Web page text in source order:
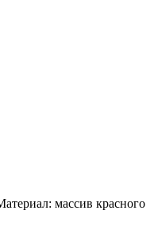
массив красного